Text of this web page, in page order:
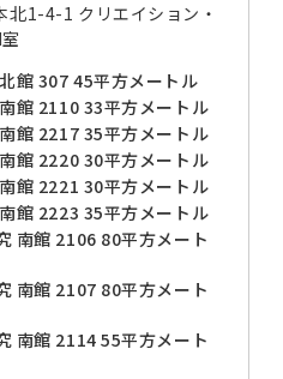
北1-4-1 クリエイション・
館 307 45平方メートル
館 2110 33平方メートル
館 2217 35平方メートル
館 2220 30平方メートル
館 2221 30平方メートル
館 2223 35平方メートル
南館 2106 80平方メート
南館 2107 80平方メート
南館 2114 55平方メート